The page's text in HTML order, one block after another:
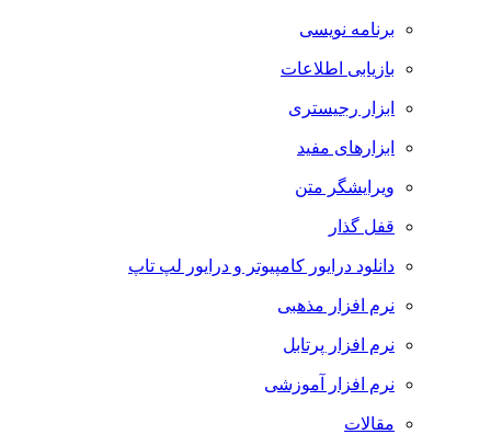
برنامه نویسی
بازیابی اطلاعات
ابزار رجیستری
ابزارهای مفید
ویرایشگر متن
قفل گذار
دانلود درایور کامپیوتر و درایور لپ تاپ
نرم افزار مذهبی
نرم افزار پرتابل
نرم افزار آموزشی
مقالات